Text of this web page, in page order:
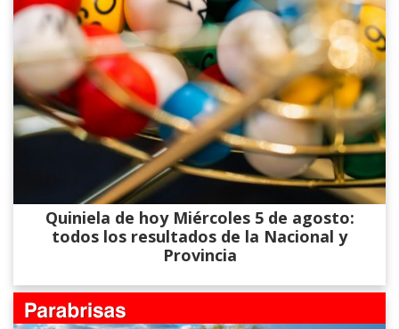
Quiniela de hoy Miércoles 5 de agosto:
todos los resultados de la Nacional y
Provincia